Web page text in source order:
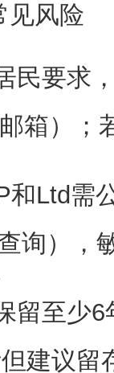
见风险
民要求
箱）；
和Ltd需
询），
留至少
建议留